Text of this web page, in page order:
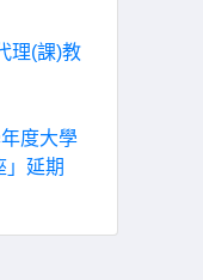
理(課)教
度大學
」延期